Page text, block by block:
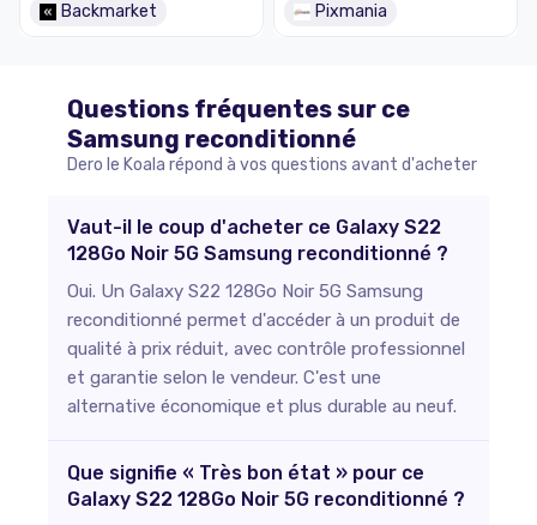
Backmarket
Pixmania
Questions fréquentes sur ce
Samsung reconditionné
Dero le Koala répond à vos questions avant d'acheter
Vaut-il le coup d'acheter ce Galaxy S22
128Go Noir 5G Samsung reconditionné ?
Oui. Un Galaxy S22 128Go Noir 5G Samsung
reconditionné permet d'accéder à un produit de
qualité à prix réduit, avec contrôle professionnel
et garantie selon le vendeur. C'est une
alternative économique et plus durable au neuf.
Que signifie « Très bon état » pour ce
Galaxy S22 128Go Noir 5G reconditionné ?